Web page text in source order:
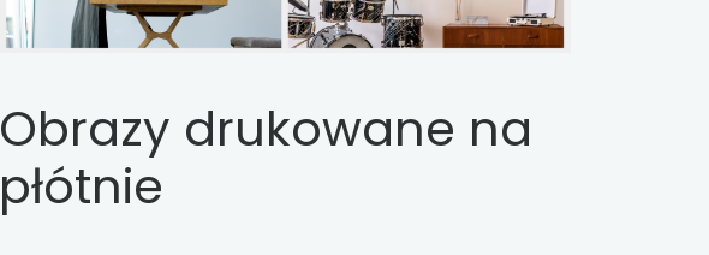
Obrazy drukowane na
płótnie